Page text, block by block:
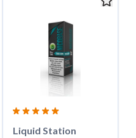
Liquid Station